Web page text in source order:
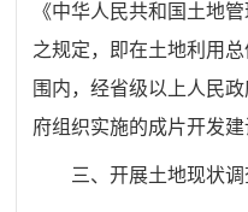
《中华人民共和国土地
之规定，即在土地利用
围内，经省级以上人民
府组织实施的成片开发
三、开展土地现状